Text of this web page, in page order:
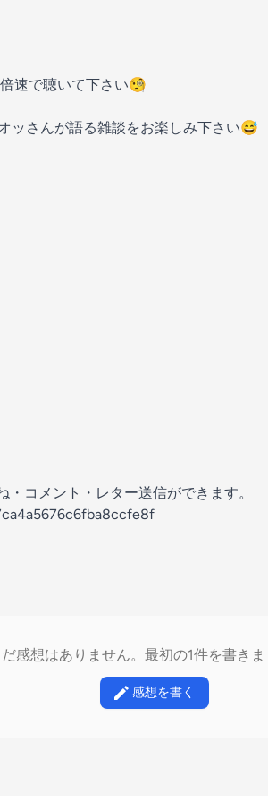
速で聴いて下さい🧐
ッさんが語る雑談をお楽しみ下さい😅
コメント・レター送信ができます。
だ感想はありません。最初の1件を書きま
感想を書く